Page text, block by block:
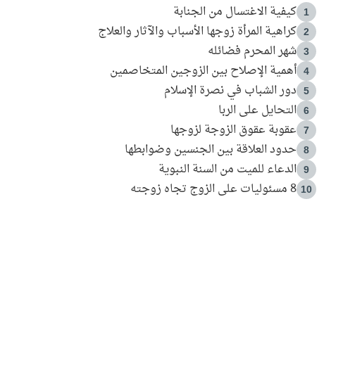
1 كيفية الاغتسال من الجنابة
2 كراهية المرأة زوجها الأسباب والآثار والعلاج
3 شهر المحرم فضائله
4 أهمية الإصلاح بين الزوجين المتخاصمين
5 دور الشباب في نصرة الإسلام
6 التحايل على الربا
7 عقوبة عقوق الزوجة لزوجها
8 حدود العلاقة بين الجنسين وضوابطها
9 الدعاء للميت من السنة النبوية
10 8 مسئوليات على الزوج تجاه زوجته